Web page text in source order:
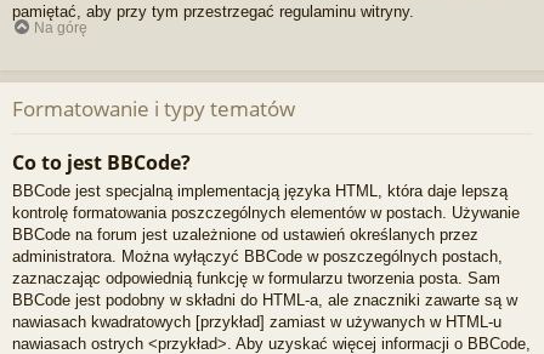
pamiętać, aby przy tym przestrzegać regulaminu witryny.
Na górę
Formatowanie i typy tematów
Co to jest BBCode?
BBCode jest specjalną implementacją języka HTML, która daje lepszą
kontrolę formatowania poszczególnych elementów w postach. Używanie
BBCode na forum jest uzależnione od ustawień określanych przez
administratora. Można wyłączyć BBCode w poszczególnych postach,
zaznaczając odpowiednią funkcję w formularzu tworzenia posta. Sam
BBCode jest podobny w składni do HTML-a, ale znaczniki zawarte są w
nawiasach kwadratowych [przykład] zamiast w używanych w HTML-u
nawiasach ostrych <przykład>. Aby uzyskać więcej informacji o BBCode,